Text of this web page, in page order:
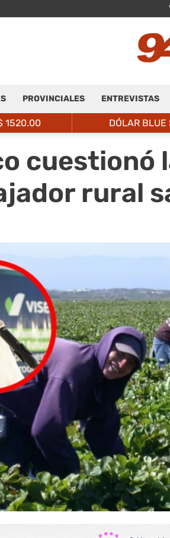
PROVINCIALES ENTREVISTAS
1520.00 DÓLAR BLUE
cuestionó
rural